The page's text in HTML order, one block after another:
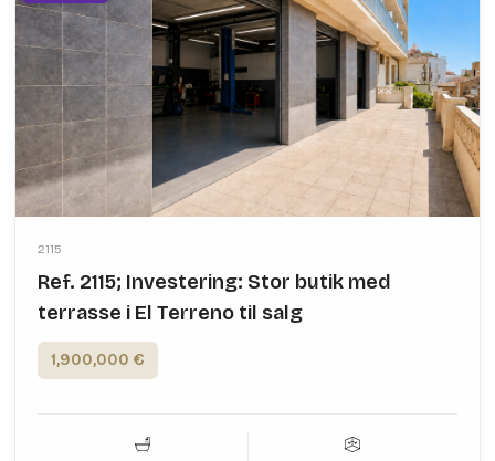
2115
Ref. 2115; Investering: Stor butik med
terrasse i El Terreno til salg
1,900,000 €